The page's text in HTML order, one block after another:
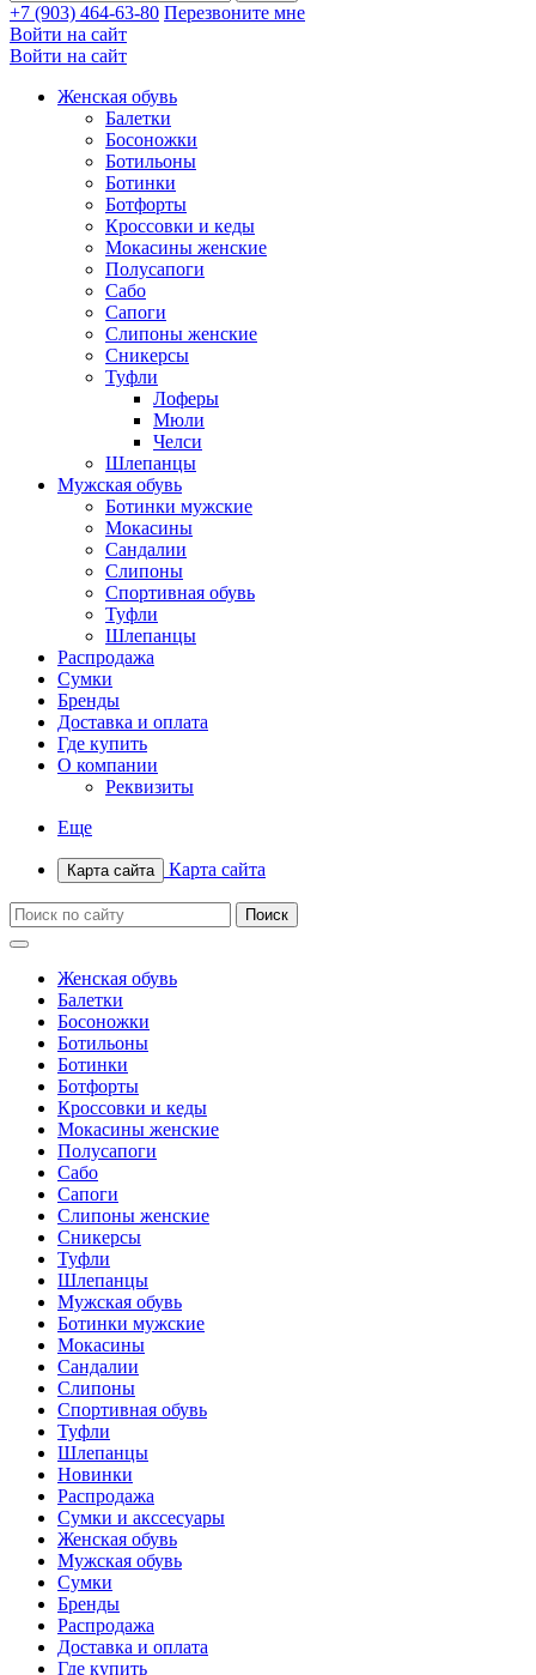
+7 (903) 464-63-80 Перезвоните мне
Войти на сайт
Войти на сайт
Женская обувь
Балетки
Босоножки
Ботильоны
Ботинки
Ботфорты
Кроссовки и кеды
Мокасины женские
Полусапоги
Сабо
Сапоги
Слипоны женские
Сникерсы
Туфли
Лоферы
Мюли
Челси
Шлепанцы
Мужская обувь
Ботинки мужские
Мокасины
Сандалии
Слипоны
Спортивная обувь
Туфли
Шлепанцы
Распродажа
Сумки
Бренды
Доставка и оплата
Где купить
О компании
Реквизиты
Еще
Карта сайта Карта сайта
Женская обувь
Балетки
Босоножки
Ботильоны
Ботинки
Ботфорты
Кроссовки и кеды
Мокасины женские
Полусапоги
Сабо
Сапоги
Слипоны женские
Сникерсы
Туфли
Шлепанцы
Мужская обувь
Ботинки мужские
Мокасины
Сандалии
Слипоны
Спортивная обувь
Туфли
Шлепанцы
Новинки
Распродажа
Сумки и акссесуары
Женская обувь
Мужская обувь
Сумки
Бренды
Распродажа
Доставка и оплата
Где купить